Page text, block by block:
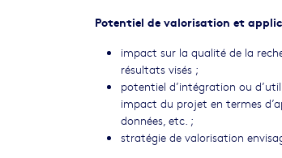
Potentiel de valorisation et
impact sur la qualité de la
résultats visés ;
potentiel d’intégration ou
impact du projet en termes
données, etc. ;
stratégie de valorisation